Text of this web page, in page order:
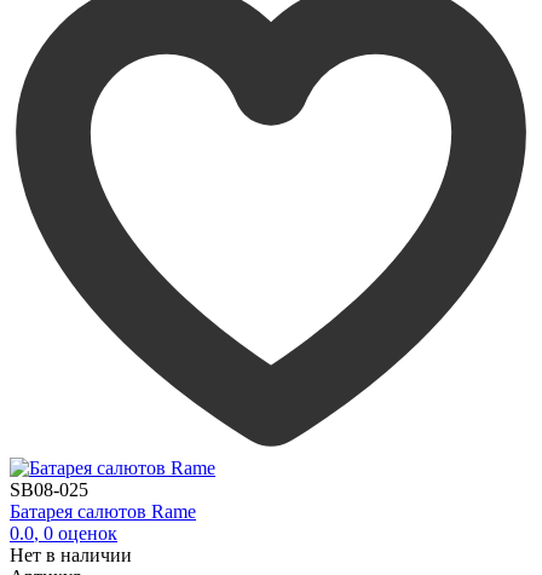
SB08-025
Батарея салютов Rame
0.0, 0 оценок
Нет в наличии